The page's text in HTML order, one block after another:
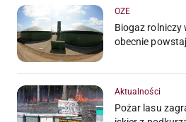
OZE
Biogaz rolniczy
obecnie
Aktualności
Pożar lasu